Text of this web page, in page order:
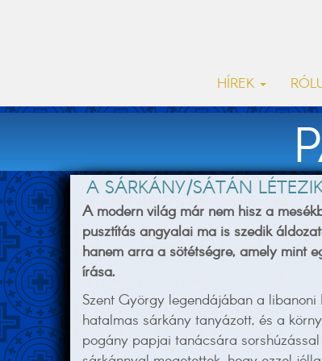
HÍREK
A SÁRKÁNY/SÁTÁN
A modern világ már nem hisz a
pusztítás angyalai ma is szedik
hanem arra a sötétségre, amely mint
írása.
Szent György legendájában a
hatalmas sárkány tanyázott, és a
pogány papjai tanácsára